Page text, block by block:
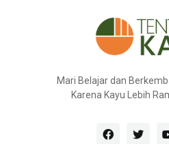
Mari Belajar dan
Karena Kayu Lebih